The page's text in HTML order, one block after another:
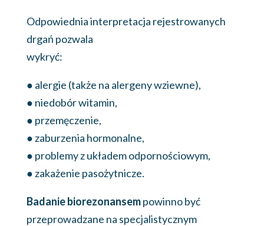
Odpowiednia interpretacja rejestrowanych
drgań pozwala
wykryć:
● alergie (także na alergeny wziewne),
● niedobór witamin,
● przemęczenie,
● zaburzenia hormonalne,
● problemy z układem odpornościowym,
● zakażenie pasożytnicze.
Badanie biorezonansempowinno być
przeprowadzane na specjalistycznym